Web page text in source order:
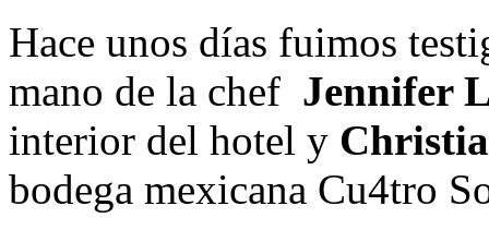
Hace unos días fuimos
mano de la chef Jennifer
interior del hotel y
bodega mexicana Cu4tro